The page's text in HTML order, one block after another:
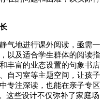
气地进行课外阅读，亟需一
以及适合学生群体的阅读指
丰富的业态设置的句象书店
自习室等主题空间，让孩子
专注深读，也能在亲子专区
这些设计不仅弥补了家庭场